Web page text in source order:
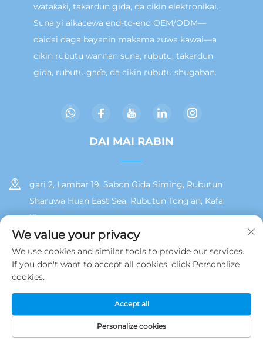
wataƙaƙi, takardun gida, da cikin elektronikai.
Suna yi aikacewa end-to-end OEM/ODM—
daidai daga bayanin makama zuwa kawai—a
cikin rubutu wannan suna, rubutu, takardun
gida, rubutu gaɗe, da cikin rubutu shugaban.
DAI MAI RABIN
gari 2, Lambar 19, Sabon Gida Siming, Rubutun
Sharuwa Huan East Sea, Rubutun Tong'an, Kafa
Xiamen
+86 13215929911
[email protected]
Hakkin daidai © 2025 na Jamooz (Xiamen) Technology Co., Ltd.
Polisiya Yan Tarinai
We value your privacy
We use cookies and similar tools to provide our services.
If you don't want to accept all cookies, click Personalize
cookies.
Personalize cookies
Accept all